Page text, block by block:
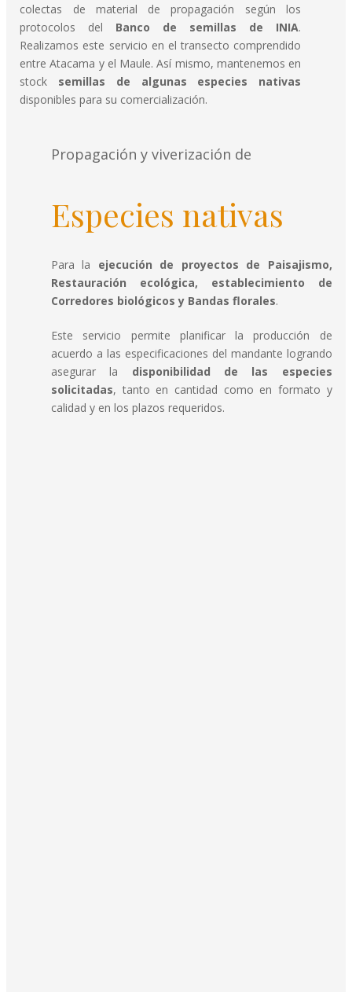
colectas de material de propagación según los
protocolos del Banco de semillas de INIA.
Realizamos este servicio en el transecto comprendido
entre Atacama y el Maule. Así mismo, mantenemos en
stock semillas de algunas especies nativas
disponibles para su comercialización.
Propagación y viverización de
Especies nativas
Para la ejecución de proyectos de Paisajismo,
Restauración ecológica, establecimiento de
Corredores biológicos y Bandas florales.
Este servicio permite planificar la producción de
acuerdo a las especificaciones del mandante logrando
asegurar la disponibilidad de las especies
solicitadas, tanto en cantidad como en formato y
calidad y en los plazos requeridos.